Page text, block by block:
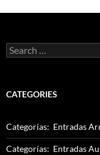
Search
for:
CATEGORIES
Categorías: Entradas
Categorías: Entradas